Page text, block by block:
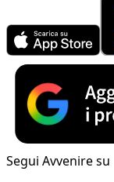
Segui Avvenire su